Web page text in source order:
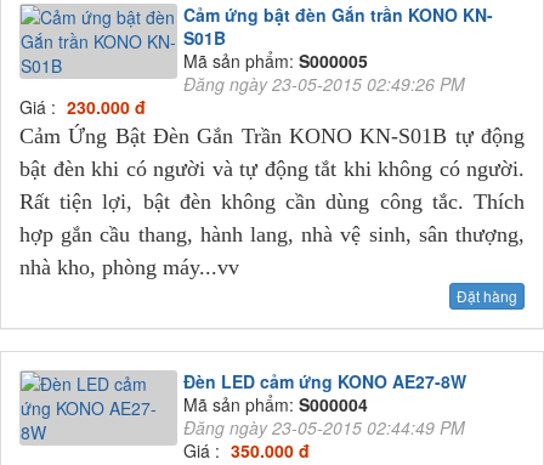
Cảm ứng bật đèn Gắn trần KONO KN-
S01B
Mã sản phẩm: S000005
Đăng ngày 23-05-2015 02:49:26 PM
Giá : 230.000 đ
Cảm Ứng Bật Đèn Gắn Trần KONO KN-S01B tự động
bật đèn khi có người và tự động tắt khi không có người.
Rất tiện lợi, bật đèn không cần dùng công tắc. Thích
hợp gắn cầu thang, hành lang, nhà vệ sinh, sân thượng,
nhà kho, phòng máy...vv
Đặt hàng
Đèn LED cảm ứng KONO AE27-8W
Mã sản phẩm: S000004
Đăng ngày 23-05-2015 02:44:49 PM
Giá : 350.000 đ